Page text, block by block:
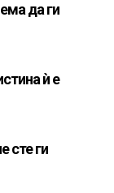
да ги
ѝ е
сте ги